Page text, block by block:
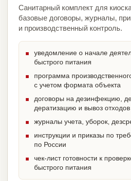
Санитарный комплект для
базовые договоры, журналы,
и производственный контроль.
уведомление о начале
быстрого питания
программа
с учетом формата объекта
договоры на дезинфекцию,
дератизацию и вывоз отходов
журналы учета, уборок,
инструкции и приказы по
по России
чек-лист готовности к
быстрого питания